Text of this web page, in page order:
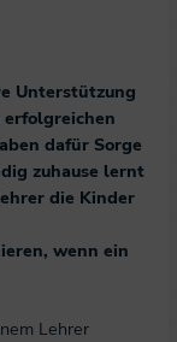
Unterstützung
erfolgreichen
dafür Sorge
zuhause lernt
die Kinder
wenn ein
Lehrer